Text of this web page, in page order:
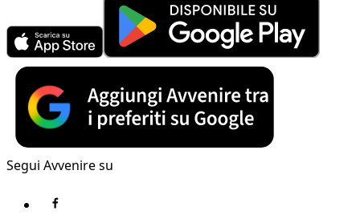
Segui Avvenire su